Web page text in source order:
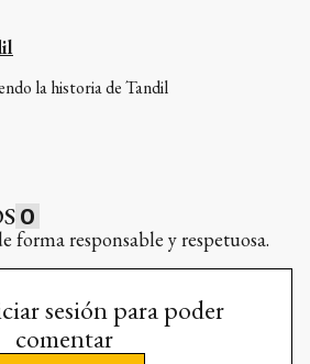
la historia de Tandil
0
forma responsable y respetuosa.
sesión para poder
comentar